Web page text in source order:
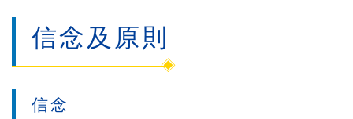
連
結信念及原則
信念